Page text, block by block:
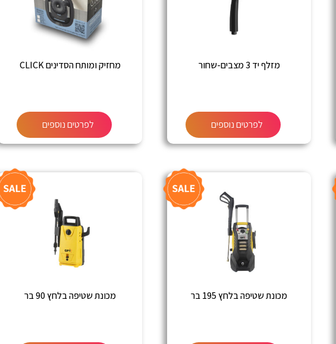
מזלף יד 3 מצבים-שחור
לפרטים נוספים
מחזיק ומותח הסדינים CLICK
לפרטים נוספים
מכונת שטיפה בלחץ 195 בר מכונת שטיפה בלחץ 90 בר